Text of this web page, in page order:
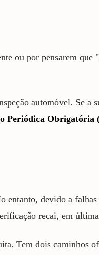
ou por pensarem que
automóvel. Se a
Periódica Obrigatória
devido a falhas
recai, em
Tem dois caminhos